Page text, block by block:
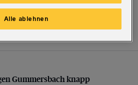
Elberfelder City
Gummersbach knapp
Gummersbach knapp
Alle ablehnen